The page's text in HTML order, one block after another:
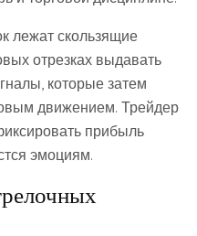
лежат скользящие
отрезках выдавать
которые затем
движением. Трейдер
прибыль
эмоциям.